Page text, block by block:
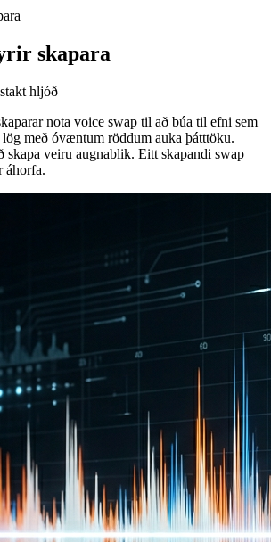
skapara
hljóð
nota voice swap til að búa til efni sem
með óvæntum röddum auka þátttöku.
skapa veiru augnablik. Eitt skapandi swap
áhorfa.